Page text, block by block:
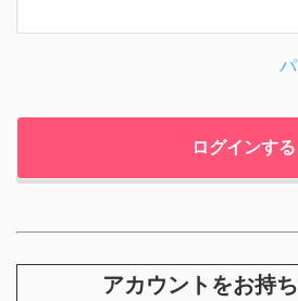
アカウントをお持